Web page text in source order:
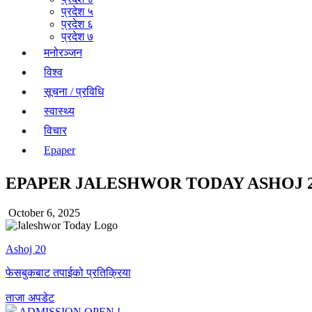
प्रदेश ५
प्रदेश ६
प्रदेश ७
मनोरञ्जन
विश्व
सूचना / प्रविधि
स्वास्थ्य
विचार
Epaper
EPAPER JALESHWOR TODAY ASHOJ
October 6, 2025
Ashoj 20
फेसबुकबाट तपाईको प्रतिक्रिया
ताजा अपडेट